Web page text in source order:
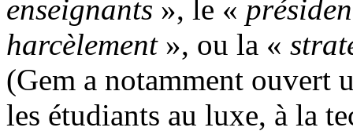
enseignants », le «
harcèlement», ou la «
(Gem a notamment ouvert
les étudiants au luxe, à la